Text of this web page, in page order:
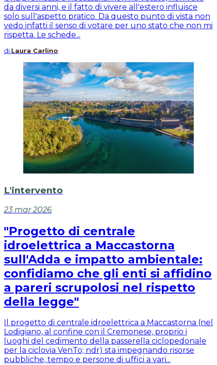
da diversi anni, e il fatto di vivere all'estero influisce
solo sull'aspetto pratico. Da questo punto di vista non
vedo infatti il senso di votare per uno stato che non mi
rispetta. Le schede...
di Laura Carlino
L'intervento
23 mar 2026
"Progetto di centrale
idroelettrica a Maccastorna
sull'Adda e impatto ambientale:
confidiamo che gli enti si affidino
a pareri scrupolosi nel rispetto
della legge"
Il progetto di centrale idroelettrica a Maccastorna (nel
Lodigiano, al confine con il Cremonese, proprio i
luoghi del cedimento della passerella ciclopedonale
per la ciclovia VenTo; ndr) sta impegnando risorse
pubbliche, tempo e persone di uffici a vari...